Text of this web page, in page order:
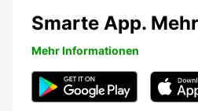
Smarte App.
Mehr Informationen